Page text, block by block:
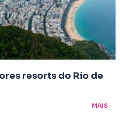
resorts do Rio de
MAIS